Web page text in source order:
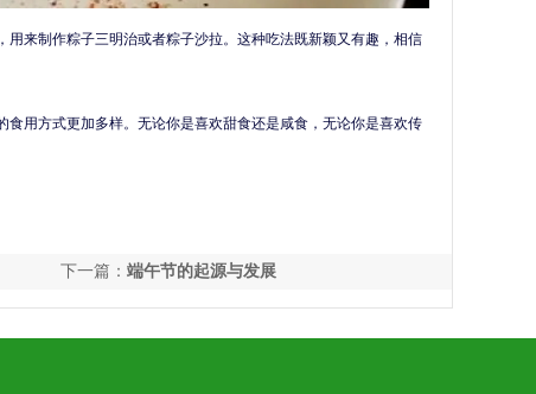
来制作粽子三明治或者粽子沙拉。这种吃法既新颖又有趣，相信
用方式更加多样。无论你是喜欢甜食还是咸食，无论你是喜欢传
下一篇： 端午节的起源与发展